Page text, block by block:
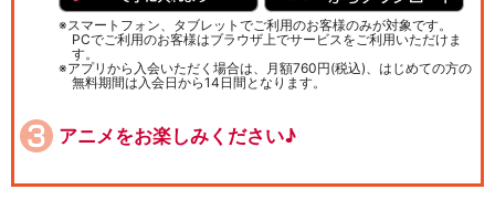
スマートフォン、タブレットでご利用のお客様のみが対象です。
PCでご利用のお客様はブラウザ上でサービスをご利用いただけま
す。
アプリから入会いただく場合は、月額760円(税込)、はじめての方の
無料期間は入会日から14日間となります。
アニメをお楽しみください♪